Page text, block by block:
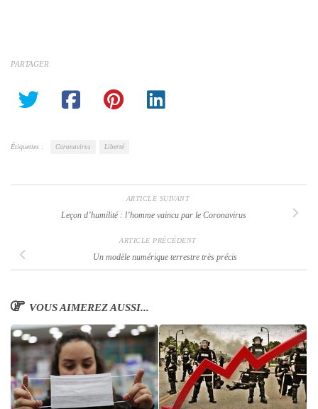
PARTAGER
Étiquettes : Coronavirus Liberté
ARTICLE SUIVANT
Leçon d’humilité : l’homme vaincu par le Coronavirus
ARTICLE PRÉCÉDENT
Un modèle numérique terrestre très précis
VOUS AIMEREZ AUSSI...